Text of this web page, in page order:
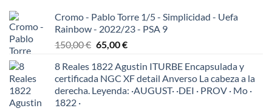
Cromo - Pablo Torre 1/5 - Simplicidad - Uefa
Rainbow - 2022/23 - PSA 9
150,00€ El
original
era:
150,00 €.
65,00€El
actual
es:
65,00 €.
8 Reales 1822 Agustin ITURBE Encapsulada y
certificada NGC XF detail Anverso La cabeza a la
derecha. Leyenda: ·AUGUST· ·DEI · PROV · Mo ·
1822 ·